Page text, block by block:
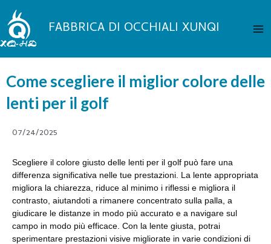
Vai
al
contenuto FABBRICA DI OCCHIALI XUNQI
Come scegliere il miglior colore delle
lenti per il golf
07/24/2025
Scegliere il colore giusto delle lenti per il golf può fare una
differenza significativa nelle tue prestazioni. La lente appropriata
migliora la chiarezza, riduce al minimo i riflessi e migliora il
contrasto, aiutandoti a rimanere concentrato sulla palla, a
giudicare le distanze in modo più accurato e a navigare sul
campo in modo più efficace. Con la lente giusta, potrai
sperimentare prestazioni visive migliorate in varie condizioni di